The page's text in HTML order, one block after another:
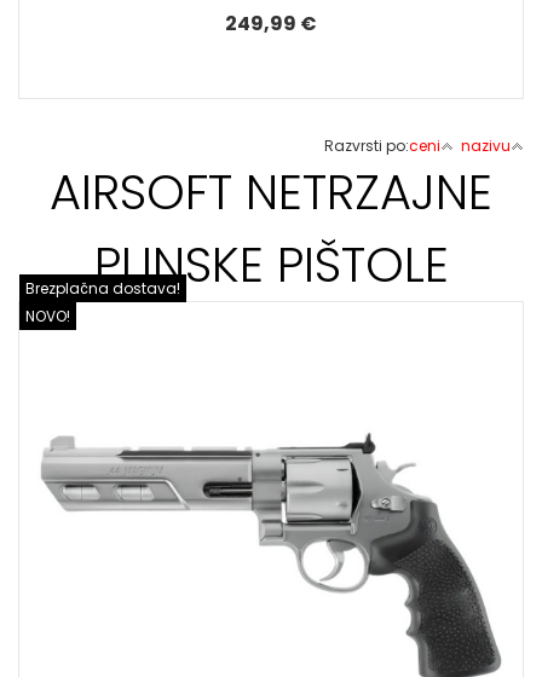
249,99 €
Razvrsti po:ceni nazivu
AIRSOFT NETRZAJNE
PLINSKE PIŠTOLE
NOVO!
Brezplačna dostava!